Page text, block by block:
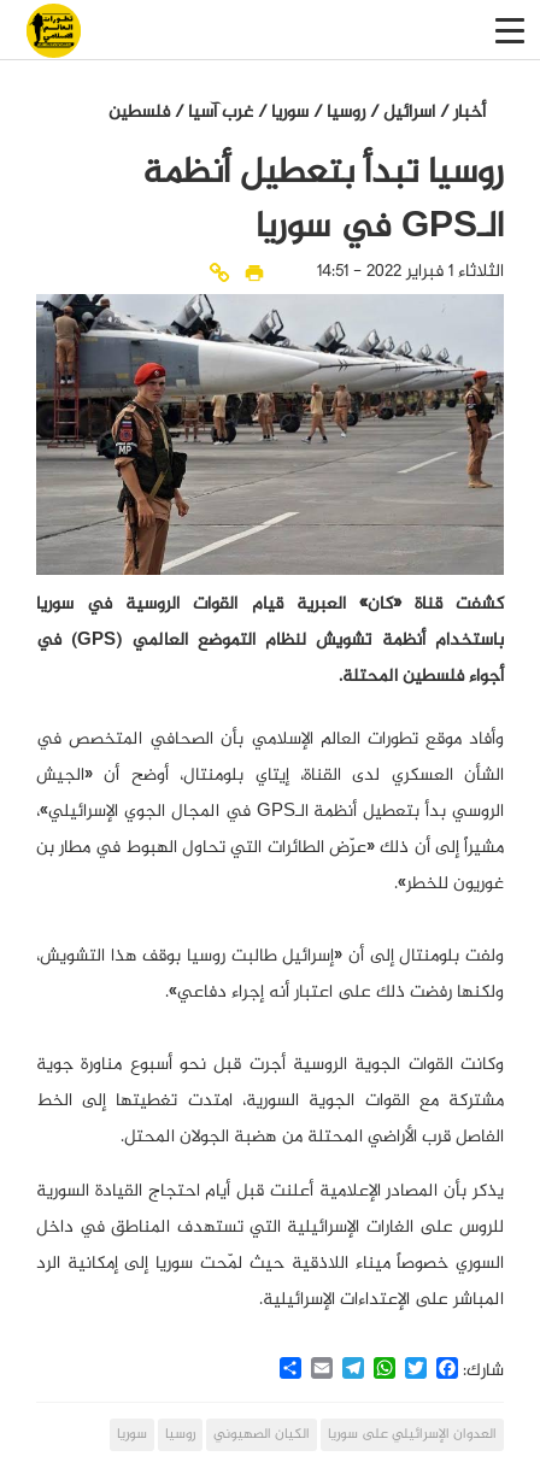
أخبار/اسرائيل/روسيا/سوريا/غرب آسيا/فلسطين
روسيا تبدأ بتعطيل أنظمة
الـGPS في سوريا
الثلاثاء 1 فبراير 2022 - 14:51
كشفت قناة «كان» العبرية قيام القوات الروسية في سوريا
باستخدام أنظمة تشويش لنظام التموضع العالمي (GPS) في
أجواء فلسطين المحتلة.
وأفاد موقع تطورات العالم الإسلامي بأن الصحافي المتخصص في
الشأن العسكري لدى القناة، إيتاي بلومنتال، أوضح أن «الجيش
الروسي بدأ بتعطيل أنظمة الـGPS في المجال الجوي الإسرائيلي»،
مشيراً إلى أن ذلك «عرّض الطائرات التي تحاول الهبوط في مطار بن
غوريون للخطر».
ولفت بلومنتال إلى أن «إسرائيل طالبت روسيا بوقف هذا التشويش،
ولكنها رفضت ذلك على اعتبار أنه إجراء دفاعي».
وكانت القوات الجوية الروسية أجرت قبل نحو أسبوع مناورة جوية
مشتركة مع القوات الجوية السورية، امتدت تغطيتها إلى الخط
الفاصل قرب الأراضي المحتلة من هضبة الجولان المحتل.
يذكر بأن المصادر الإعلامية أعلنت قبل أيام احتجاج القيادة السورية
للروس على الغارات الإسرائيلية التي تستهدف المناطق في داخل
السوري خصوصاً ميناء اللاذقية حيث لمّحت سوريا إلى إمكانية الرد
المباشر على الإعتداءات الإسرائيلية.
شارك: Facebook
Twitter
WhatsApp
Telegram
Email
Share
العدوان الإسرائيلي على سوريا الكيان الصهيوني روسيا سوريا